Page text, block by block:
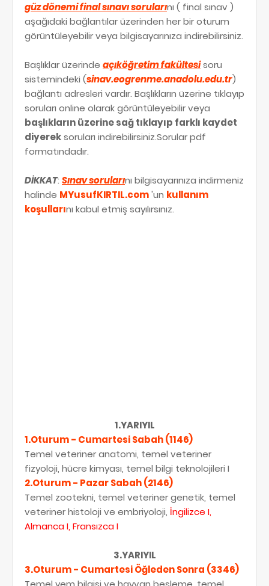
güz dönemi final sınavı sorularını ( final sınav )
aşağıdaki bağlantılar üzerinden her bir oturum
görüntüleyebilir veya bilgisayarınıza indirebilirsiniz.
Başlıklar üzerinde açıköğretim fakültesisoru
sistemindeki (sinav.eogrenme.anadolu.edu.tr)
bağlantı adresleri vardır. Başlıkların üzerine tıklayıp
soruları online olarak görüntüleyebilir veya
başlıkların üzerine sağ tıklayıp farklı kaydet
diyereksoruları indirebilirsiniz.Sorular pdf
formatındadır.
DİKKAT: Sınav sorularını bilgisayarınıza indirmeniz
halinde MYusufKIRTIL.com'un kullanım
koşullarını kabul etmiş sayılırsınız.
1.YARIYIL
1.Oturum - Cumartesi Sabah (1146)
Temel veteriner anatomi, temel veteriner
fizyoloji, hücre kimyası, temel bilgi teknolojileri I
2.Oturum - Pazar Sabah (2146)
Temel zootekni, temel veteriner genetik, temel
veteriner histoloji ve embriyoloji, İngilizce I,
Almanca I, Fransızca I
3.YARIYIL
3.Oturum - Cumartesi Öğleden Sonra (3346)